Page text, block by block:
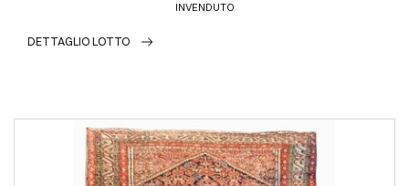
INVENDUTO
DETTAGLIO LOTTO